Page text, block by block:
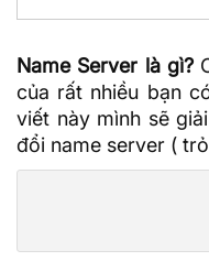
Name Server là gì?
của rất nhiều bạn
viết này mình sẽ
đổi name server (